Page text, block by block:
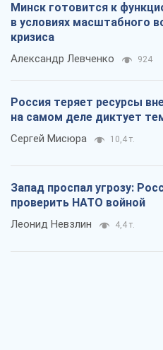
Минск готовится к
в условиях масштабного
кризиса
Александр Левченко 924
Россия теряет ресурсы
на самом деле диктует
Сергей Мисюра 10,4 т.
Запад проспал угрозу:
проверить НАТО войной
Леонид Невзлин 4,4 т.